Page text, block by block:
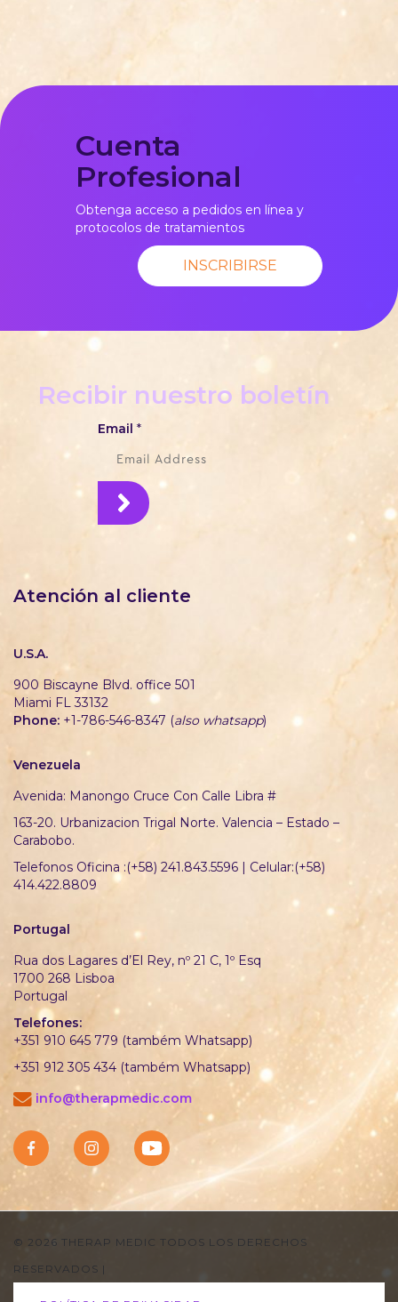
Cuenta
Profesional
Obtenga acceso a pedidos en línea y
protocolos de tratamientos
INSCRIBIRSE
Recibir nuestro boletín
Email *
Atención al cliente
U.S.A.
900 Biscayne Blvd. office 501
Miami FL 33132
Phone: +1-786-546-8347 (also whatsapp)
Venezuela
Avenida: Manongo Cruce Con Calle Libra #
163-20. Urbanizacion Trigal Norte. Valencia – Estado –
Carabobo.
Telefonos Oficina :(+58) 241.843.5596 | Celular:(+58)
414.422.8809
Portugal
Rua dos Lagares d’El Rey, nº 21 C, 1º Esq
1700 268 Lisboa
Portugal
Telefones:
+351 910 645 779 (também Whatsapp)
+351 912 305 434 (também Whatsapp)
info@therapmedic.com
© 2026 THERAP MEDIC TODOS LOS DERECHOS
RESERVADOS |